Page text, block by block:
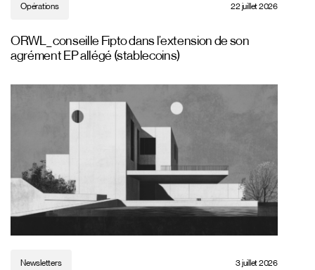
Opérations 22 juillet 2026
ORWL_ conseille Fipto dans l’extension de son
agrément EP allégé (stablecoins)
Newsletters 3 juillet 2026